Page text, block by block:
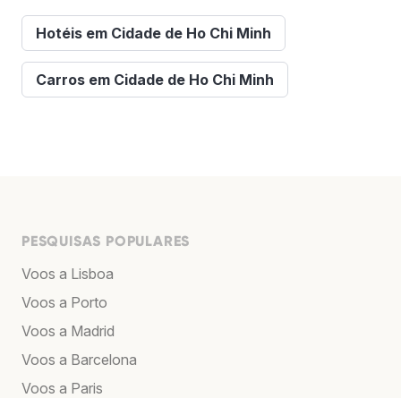
Hotéis em Cidade de Ho Chi Minh
Carros em Cidade de Ho Chi Minh
PESQUISAS POPULARES
Voos a Lisboa
Voos a Porto
Voos a Madrid
Voos a Barcelona
Voos a Paris